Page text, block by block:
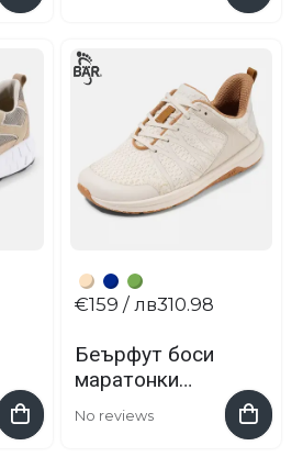
Беърфут боси
маратонки
Urban Move от
No reviews
€159 / лв310.98